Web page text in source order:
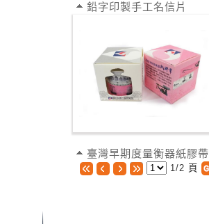
鉛字印製手工名信片
臺灣早期度量衡器紙膠帶
1/2 頁